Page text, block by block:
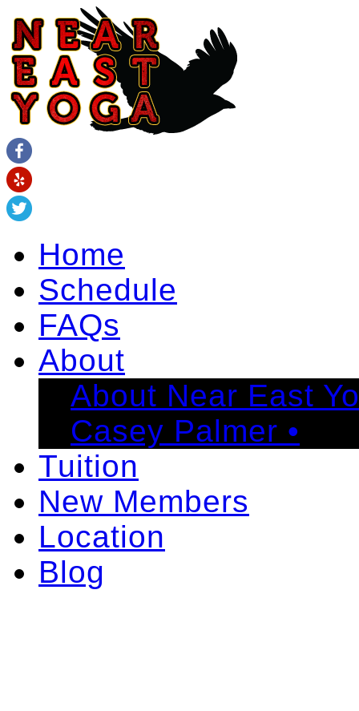
Home
Schedule
FAQs
About
About Near East
Casey Palmer •
Tuition
New Members
Location
Blog